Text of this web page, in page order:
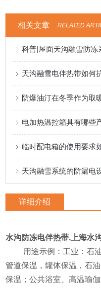
相关文章 RELATED
科普|屋面天沟融雪防冻
天沟融雪电伴热带如何
防爆油汀在冬季作为取
电加热温控箱具有哪些
临时配电箱的使用要求
详细介绍
水沟防冻电伴热带,上海水
用途示例：工业：石
管道保温，罐体保温，石
保温；公共浴室、高温瑜